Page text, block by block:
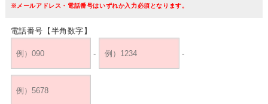
※メールアドレス・電話番号はいずれか入力必須となります。
電話番号【半角数字】
- -